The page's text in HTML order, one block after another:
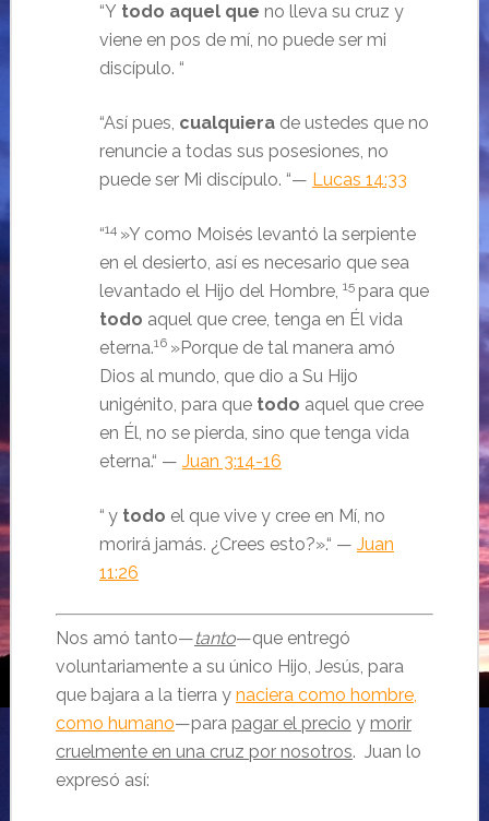
“Y todo aquel que no lleva su cruz y
viene en pos de mí, no puede ser mi
discípulo. “
“Así pues, cualquierade ustedes que no
renuncie a todas sus posesiones, no
puede ser Mi discípulo. “— Lucas 14:33
“14 »Y como Moisés levantó la serpiente
en el desierto, así es necesario que sea
levantado el Hijo del Hombre, 15 para que
todo aquel que cree, tenga en Él vida
eterna.16 »Porque de tal manera amó
Dios al mundo, que dio a Su Hijo
unigénito, para que todo aquel que cree
en Él, no se pierda, sino que tenga vida
eterna.“ — Juan 3:14-16
“ y todo el que vive y cree en Mí, no
morirá jamás. ¿Crees esto?».“ — Juan
11:26
Nos amó tanto—tanto—que entregó
voluntariamente a su único Hijo, Jesús, para
que bajara a la tierra y naciera como hombre,
como humano—para pagar el precio y morir
cruelmente en una cruz por nosotros. Juan lo
expresó así: